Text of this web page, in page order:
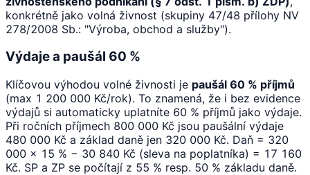
konkrétně jako volná živnost (skupiny 47/48 přílohy NV
278/2008 Sb.: "Výroba, obchod a služby").
Výdaje a paušál 60 %
Klíčovou výhodou volné živnosti je paušál 60 % příjmů
(max 1 200 000 Kč/rok). To znamená, že i bez evidence
výdajů si automaticky uplatníte 60 % příjmů jako výdaje.
Při ročních příjmech 800 000 Kč jsou paušální výdaje
480 000 Kč a základ daně jen 320 000 Kč. Daň = 320
000 × 15 % − 30 840 Kč (sleva na poplatníka) = 17 160
Kč. SP a ZP se počítají z 55 % resp. 50 % základu daně.